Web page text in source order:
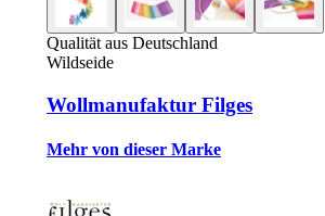
Qualität aus Deutschland
Wildseide
Wollmanufaktur Filges
Mehr von dieser Marke